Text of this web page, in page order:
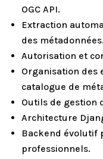
OGC API.
Extraction
des métadonnées.
Autorisation et
Organisation des
catalogue de
Outils de gestion
Architecture
Backend évolutif
professionnels.